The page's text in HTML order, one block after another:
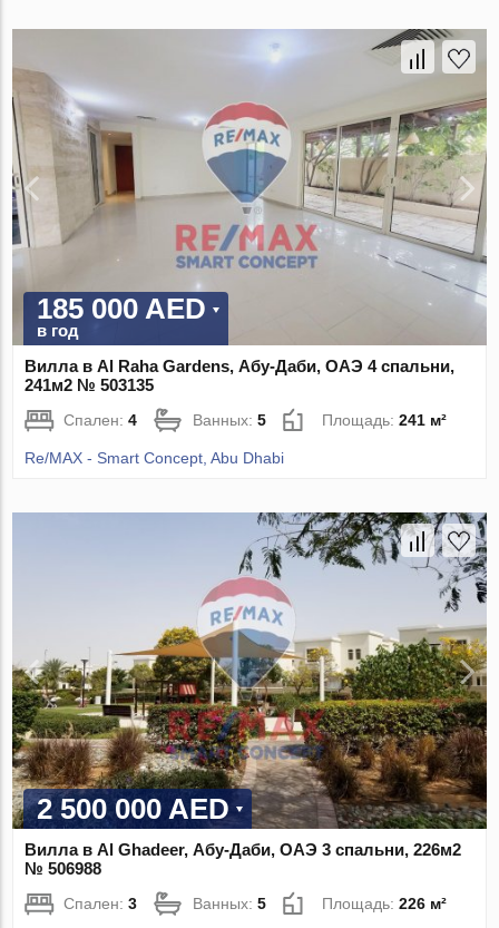
185 000 AED
в год
Вилла в Al Raha Gardens, Абу-Даби, ОАЭ 4 спальни,
241м2 № 503135
Спален:4 Ванных:5 Площадь:241 м²
Re/MAX - Smart Concept, Abu Dhabi
2 500 000 AED
Вилла в Al Ghadeer, Абу-Даби, ОАЭ 3 спальни, 226м2
№ 506988
Спален:3 Ванных:5 Площадь:226 м²